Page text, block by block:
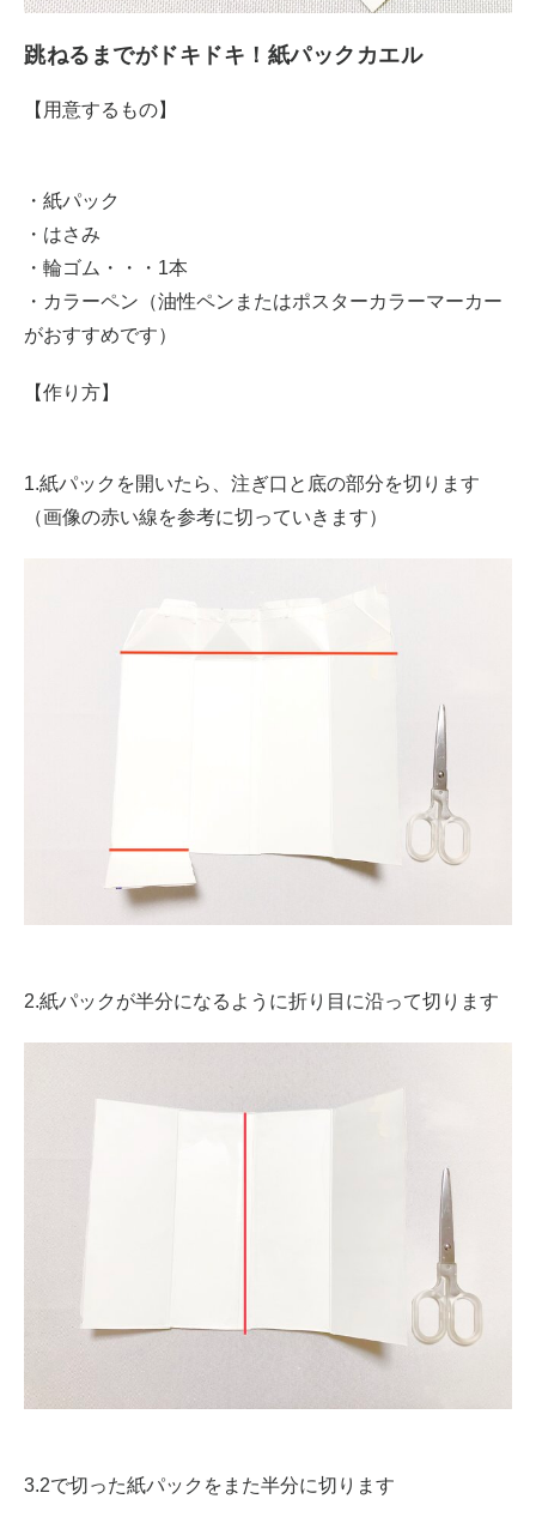
跳ねるまでがドキドキ！紙パックカエル
【用意するもの】
・紙パック
・はさみ
・輪ゴム・・・1本
・カラーペン（油性ペンまたはポスターカラーマーカー
がおすすめです）
【作り方】
1.紙パックを開いたら、注ぎ口と底の部分を切ります
（画像の赤い線を参考に切っていきます）
2.紙パックが半分になるように折り目に沿って切ります
3.2で切った紙パックをまた半分に切ります